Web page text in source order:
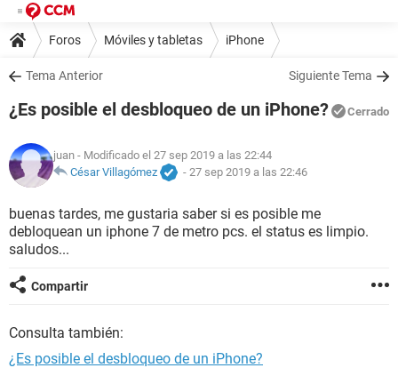
Foros Móviles y tabletas iPhone
Tema Anterior Siguiente Tema
¿Es posible el desbloqueo de un iPhone? Cerrado
juan - Modificado el 27 sep 2019 a las 22:44
César Villagómez
- 27 sep 2019 a las 22:46
buenas tardes, me gustaria saber si es posible me
debloquean un iphone 7 de metro pcs. el status es limpio.
saludos...
Compartir
Consulta también:
¿Es posible el desbloqueo de un iPhone?